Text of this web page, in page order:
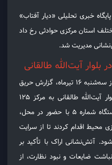
خبری تحلیلی «دیار آفتاب»
استان مرکزی حوادثی رخ داد
مدیریت شد.
آیت‌الله طالقانی
در ساعت 1 و 44 دقیقه بامداد روز سه‌شنبه ۱۶ تیرماه، گزارش حریق
در یک منزل متروکه واقع در بلوار آیت‌الله طالقانی به مرکز ۱۲۵
واصل شد. نیروهای عملیاتی ایستگاه شماره ۵ با حضور در محل،
محیط اقدام کردند تا از سرایت
آتش‌نشانی اراک با تأکید بر
ضایعات و نبود نظارت، از